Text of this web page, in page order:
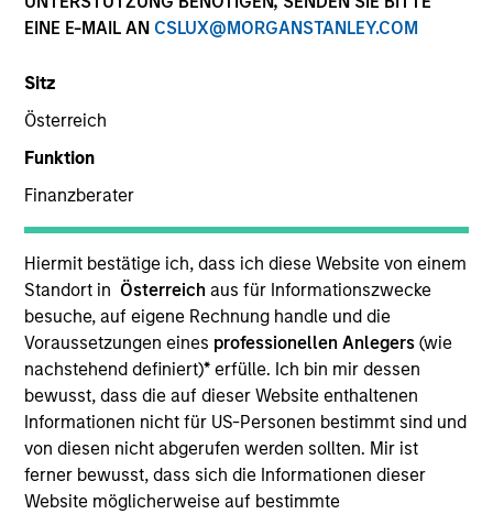
EINE E-MAIL AN CSLUX@MORGANSTANLEY.COM
Sitz
Österreich
Funktion
Finanzberater
Hiermit bestätige ich, dass ich diese Website von einem
Standort in Österreich aus für Informationszwecke
besuche, auf eigene Rechnung handle und die
Voraussetzungen eines professionellen Anlegers(wie
nachstehend definiert)* erfülle. Ich bin mir dessen
bewusst, dass die auf dieser Website enthaltenen
Informationen nicht für US-Personen bestimmt sind und
von diesen nicht abgerufen werden sollten. Mir ist
ferner bewusst, dass sich die Informationen dieser
Website möglicherweise auf bestimmte
steigen oder sinken. Alle Performanceangaben werden auf
Basis der Nettoinventarwerte (NIW) berechnet. Alle
Stanley Investment Management.
Klicken Sie auf den Fondsnamen, um Informationen über
die Renditen des Kalenderjahres zu erhalten.
*Basiswährung des Fonds
Dieses Material enthält Informationen über die Teilfonds
von Morgan Stanley Investment Funds, einer in Luxemburg
ansässigen SICAV (Société d’Investissement à Capital
Variable). (die „Gesellschaft“), die im Großherzogtum
Luxemburg als Organismus für gemeinsame Anlagen
gemäß Teil 1 des Gesetzes vom 17. Dezember 2010 in
seiner geänderten Fassung registriert ist. Die Gesellschaft
ist ein Organismus für gemeinsame Anlagen in
Wertpapieren („OGAW“).